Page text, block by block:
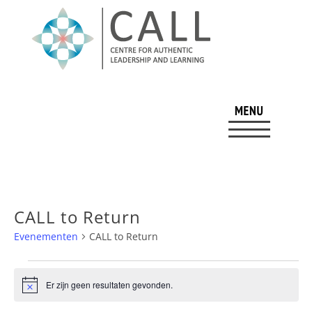
CALL to Return
Evenementen CALL to Return
Evenementen
BerichtEr zijn geen resultaten gevonden.